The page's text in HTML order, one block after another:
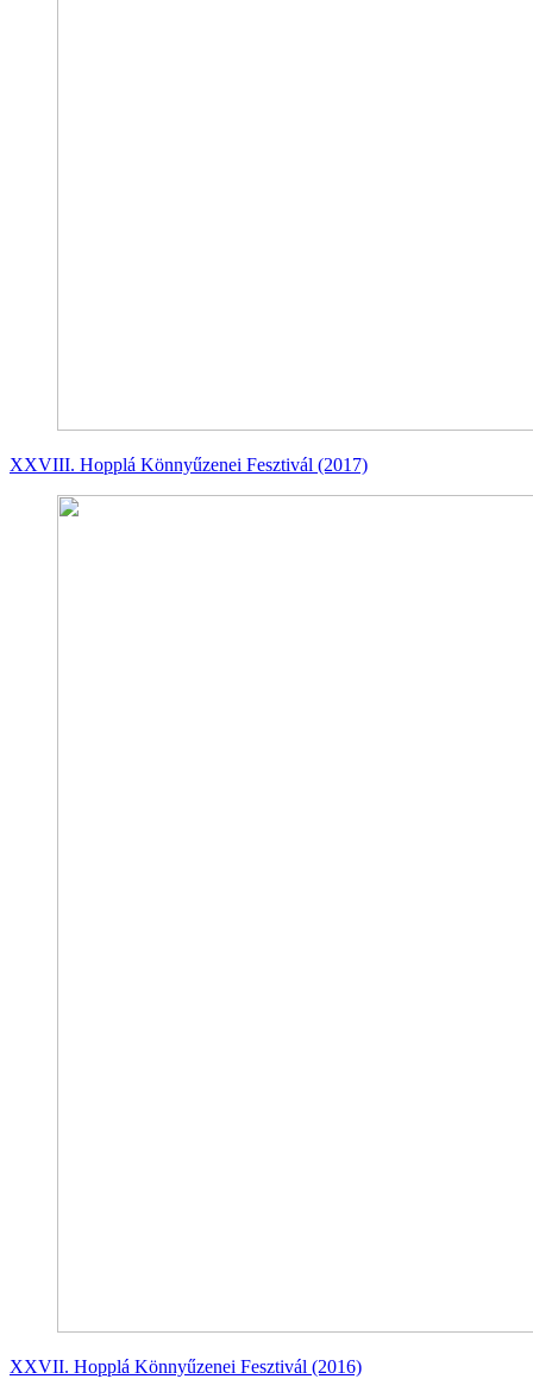
XXVIII. Hopplá Könnyűzenei Fesztivál (2017)
XXVII. Hopplá Könnyűzenei Fesztivál (2016)